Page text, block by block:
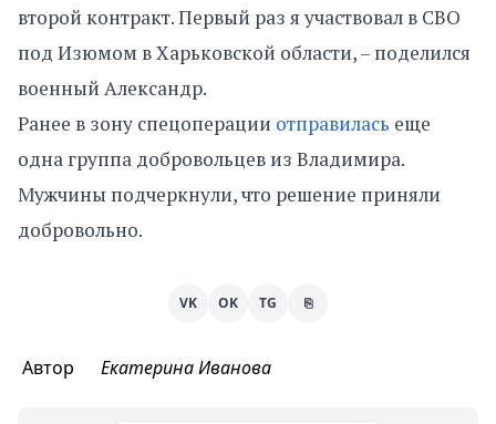
второй контракт. Первый раз я участвовал в СВО
под Изюмом в Харьковской области, – поделился
военный Александр.
Ранее в зону спецоперации отправилась еще
одна группа добровольцев из Владимира.
Мужчины подчеркнули, что решение приняли
добровольно.
VK OK TG ⎘
Автор Екатерина Иванова